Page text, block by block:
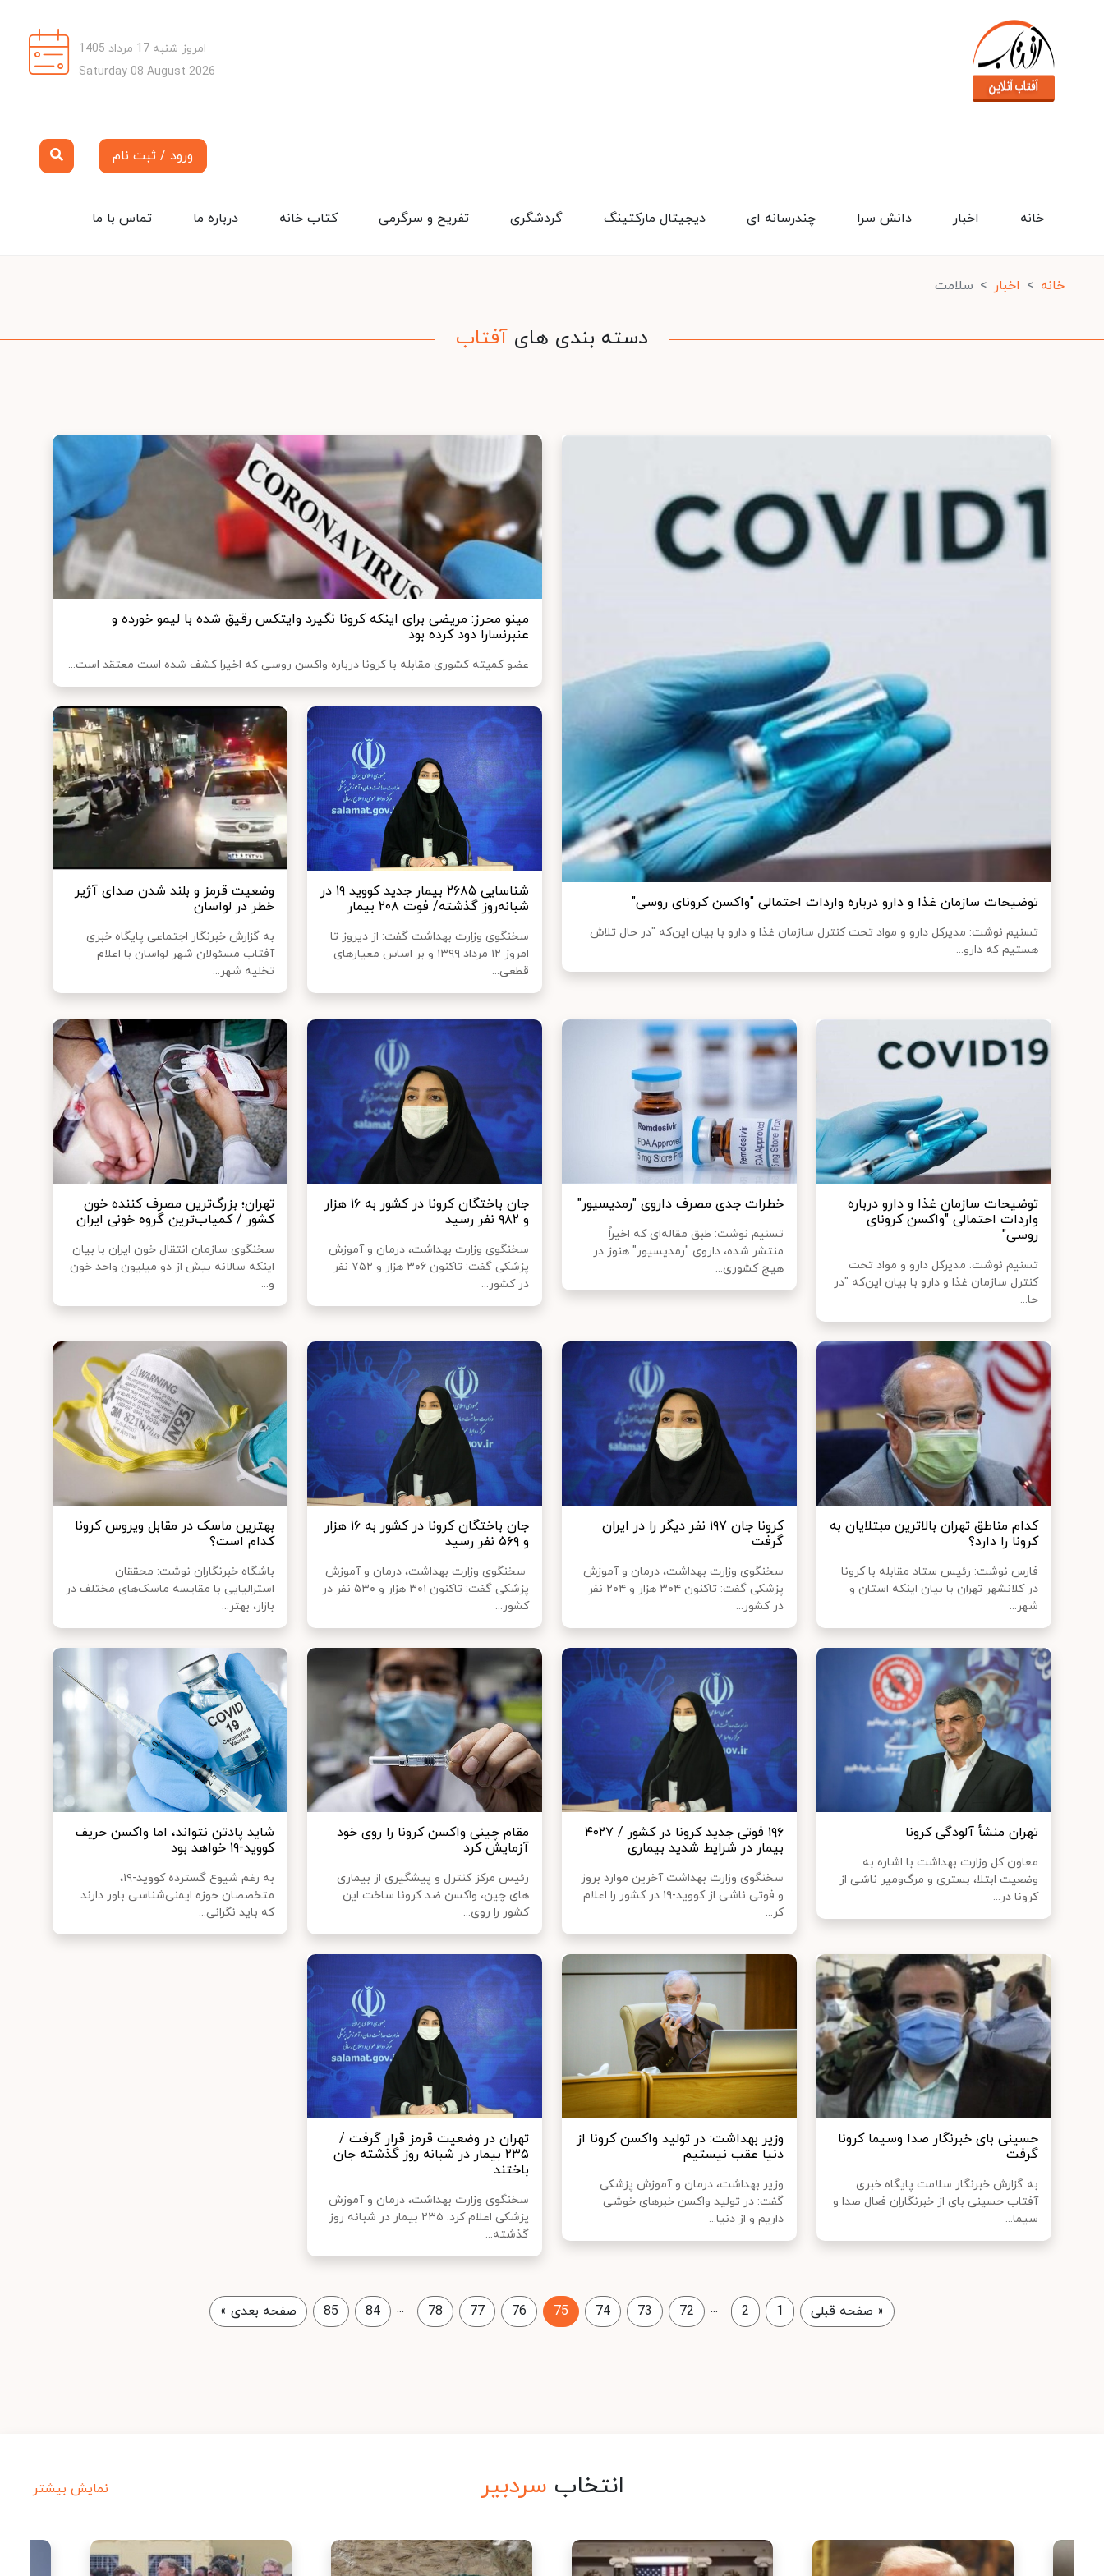
امروز شنبه 17 مرداد 1405
Saturday 08 August 2026
ورود / ثبت نام
تماس با ما درباره ما کتاب خانه تفریح و سرگرمی گردشگری دیجیتال مارکتینگ چندرسانه ای دانش سرا اخبار خانه
خانه اخبار سلامت
دسته بندی های آفتاب
توضیحات سازمان غذا و دارو درباره واردات احتمالی "واکسن کرونای روسی"
تسنیم نوشت: مدیرکل دارو و مواد تحت کنترل سازمان غذا و دارو با بیان این‌که "در حال تلاش
هستیم که دارو...
مینو محرز: مریضی برای اینکه کرونا نگیرد وایتکس رقیق شده با لیمو خورده و
عنبرنسارا دود کرده بود
عضو کمیته کشوری مقابله با کرونا درباره واکسن روسی که اخیرا کشف شده است معتقد است...
شناسایی ٢۶٨۵ بیمار جدید کووید ١٩ در
شبانه‌روز گذشته/ فوت ٢٠٨ بیمار
سخنگوی وزارت بهداشت گفت: از دیروز تا
امروز ١٢ مرداد ۱۳۹۹ و بر اساس معیارهای
قطعی...
وضعیت قرمز و بلند شدن صدای آژیر
خطر در لواسان
به گزارش خبرنگار اجتماعی پایگاه خبری
آفتاب مسئولان شهر لواسان با اعلام
تخلیه شهر...
توضیحات سازمان غذا و دارو درباره
واردات احتمالی "واکسن کرونای
روسی"
تسنیم نوشت: مدیرکل دارو و مواد تحت
کنترل سازمان غذا و دارو با بیان این‌که "در
حا...
خطرات جدی مصرف داروی "رمدیسیور"
تسنیم نوشت: طبق مقاله‌ای که اخیراً
منتشر شده، داروی "رمدیسیور" هنوز در
هیچ کشوری...
جان باختگان کرونا در کشور به ۱۶ هزار
و ۹۸۲ نفر رسید
سخنگوی وزارت بهداشت، درمان و آموزش
پزشکی گفت: تاکنون ۳۰۶ هزار و ۷۵۲ نفر
در کشور...
تهران؛ بزرگ‌ترین مصرف‌ کننده خون
کشور / کمیاب‌ترین گروه خونی ایران
سخنگوی سازمان انتقال خون ایران با بیان
اینکه سالانه بیش از دو میلیون واحد خون
و...
کدام مناطق تهران بالاترین مبتلایان به
کرونا را دارد؟
فارس نوشت: رئیس ستاد مقابله با کرونا
در کلانشهر تهران با بیان اینکه استان و
شهر...
کرونا جان ۱۹۷ نفر دیگر را در ایران
گرفت
سخنگوی وزارت بهداشت، درمان و آموزش
پزشکی گفت: تاکنون ۳۰۴ هزار و ۲۰۴ نفر
در کشور...
جان باختگان کرونا در کشور به ۱۶ هزار
و ۵۶۹ نفر رسید
سخنگوی وزارت بهداشت، درمان و آموزش
پزشکی گفت: تاکنون ۳۰۱ هزار و ۵۳۰ نفر در
کشور...
بهترین ماسک در مقابل ویروس کرونا
کدام است؟
باشگاه خبرنگاران نوشت: محققان
استرالیایی با مقایسه ماسک‌های مختلف در
بازار، بهتر...
تهران منشأ آلودگی کرونا
معاون کل وزارت بهداشت با اشاره به
وضعیت ابتلا، بستری و مرگ‌ومیر ناشی از
کرونا در...
۱۹۶ فوتی جدید کرونا در کشور / ۴۰۲۷
بیمار در شرایط شدید بیماری
سخنگوی وزارت بهداشت آخرین موارد بروز
و فوتی ناشی از کووید-۱۹ در کشور را اعلام
کر...
مقام چینی واکسن کرونا را روی خود
آزمایش کرد
رئیس مرکز کنترل و پیشگیری از بیماری
های چین، واکسن ضد کرونا ساخت این
کشور را روی...
شاید پادتن نتواند، اما واکسن حریف
کووید-۱۹ خواهد بود
به رغم شیوع گسترده کووید-۱۹،
متخصصان حوزه ایمنی‌شناسی باور دارند
که باید نگرانی...
حسینی بای خبرنگار صدا وسیما کرونا
گرفت
به گزارش خبرنگار سلامت پایگاه خبری
آفتاب حسینی بای از خبرنگاران فعال صدا و
سیما...
وزیر بهداشت: در تولید واکسن کرونا از
دنیا عقب نیستیم
وزیر بهداشت، درمان و آموزش پزشکی
گفت: در تولید واکسن خبرهای خوشی
داریم و از دنیا...
تهران در وضعیت قرمز قرار گرفت /
۲۳۵ بیمار در شبانه روز گذشته جان
باختند
سخنگوی وزارت بهداشت، درمان و آموزش
پزشکی اعلام کرد: ۲۳۵ بیمار در شبانه روز
گذشته...
« صفحه قبلی 1
2
...
72
73
74
75
76
77
78
...
84
85 صفحه بعدی »
انتخاب سردبیر نمایش بیشتر